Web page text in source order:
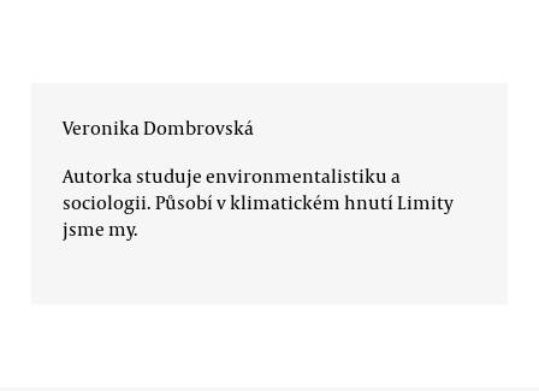
Veronika Dombrovská
Autorka studuje environmentalistiku a
sociologii. Působí v klimatickém hnutí Limity
jsme my.